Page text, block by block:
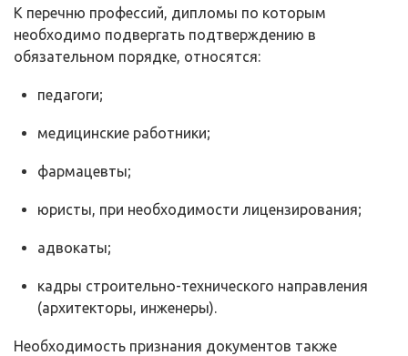
К перечню профессий, дипломы по которым
необходимо подвергать подтверждению в
обязательном порядке, относятся:
педагоги;
медицинские работники;
фармацевты;
юристы, при необходимости лицензирования;
адвокаты;
кадры строительно-технического направления
(архитекторы, инженеры).
Необходимость признания документов также